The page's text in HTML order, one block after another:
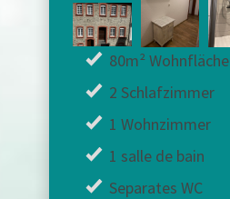
80m² Wohnfläche
2 Schlafzimmer
1 Wohnzimmer
1 salle de bain
Separates WC